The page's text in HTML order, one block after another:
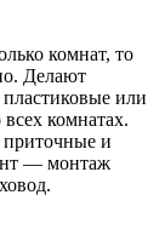
комнат, то
Делают
или
комнатах.
приточные и
— монтаж